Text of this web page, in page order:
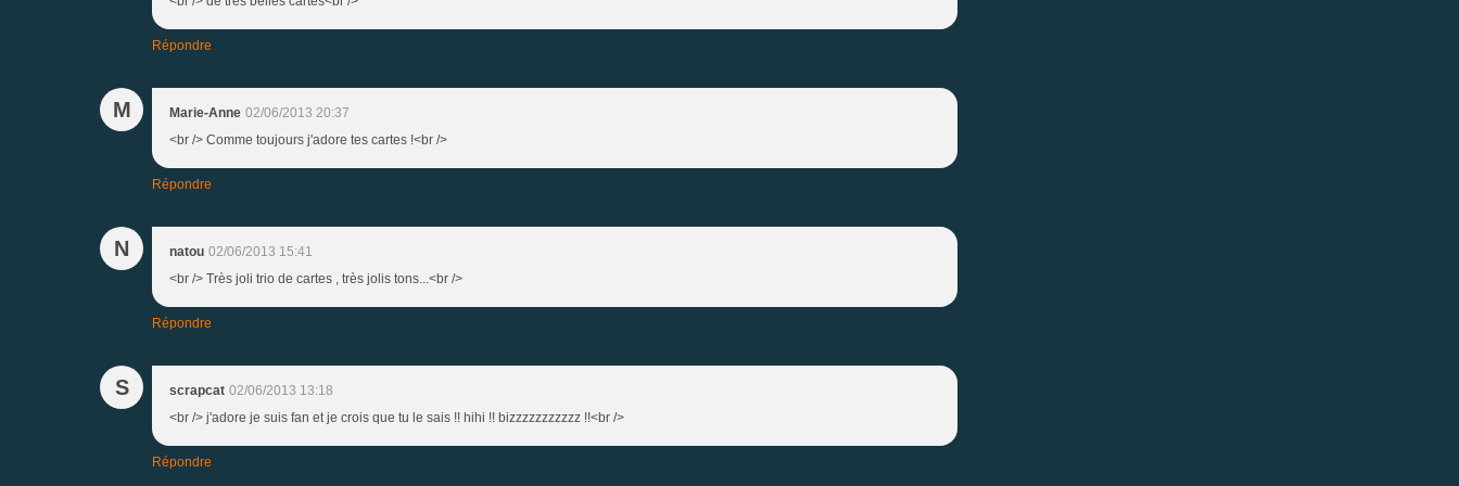
Répondre
M Marie-Anne 02/06/2013 20:37
<br /> Comme toujours j'adore tes cartes !<br />
Répondre
N natou 02/06/2013 15:41
<br /> Très joli trio de cartes , très jolis tons...<br />
Répondre
S scrapcat 02/06/2013 13:18
<br /> j'adore je suis fan et je crois que tu le sais !! hihi !! bizzzzzzzzzzz !!<br />
Répondre